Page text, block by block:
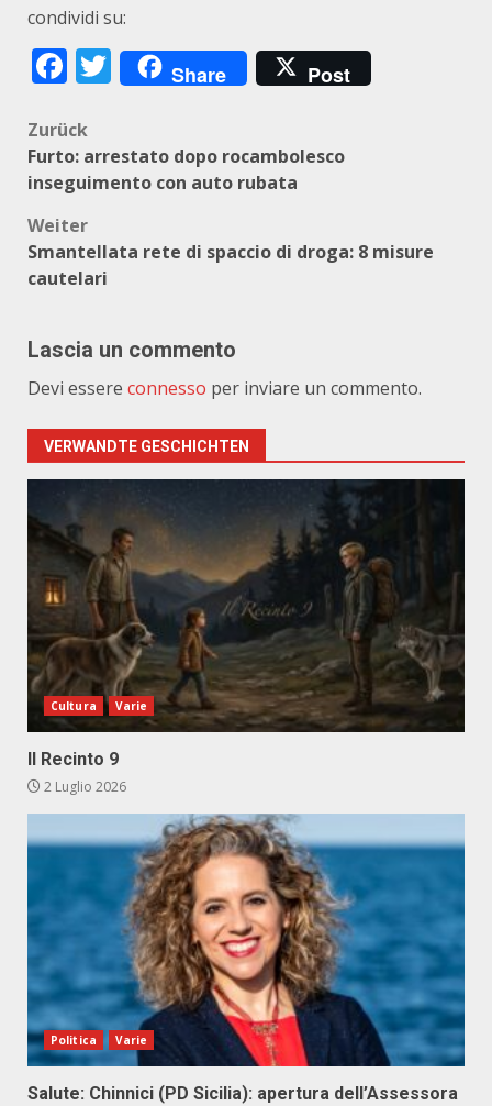
condividi su:
Facebook
Twitter
Share Post
Beitragsnavigation
Zurück
Furto: arrestato dopo rocambolesco
inseguimento con auto rubata
Weiter
Smantellata rete di spaccio di droga: 8 misure
cautelari
Lascia un commento
Devi essere connesso per inviare un commento.
VERWANDTE GESCHICHTEN
Cultura Varie
Il Recinto 9
2 Luglio 2026
Politica Varie
Salute: Chinnici (PD Sicilia): apertura dell’Assessora